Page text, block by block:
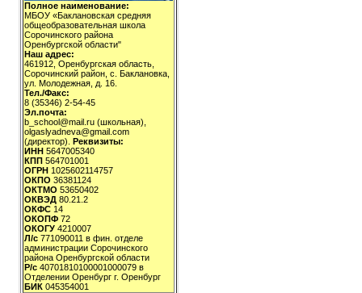
Полное наименование:
МБОУ «Баклановская средняя
общеобразовательная школа
Сорочинского района
Оренбургской области"
Наш адрес:
461912, Оренбургская область,
Сорочинский район, с. Баклановка,
ул. Молодежная, д. 16.
Тел./Факс:
8 (35346) 2-54-45
Эл.почта:
b_school@mail.ru (школьная),
olgaslyadneva@gmail.com
(директор). Реквизиты:
ИНН 5647005340
КПП 564701001
ОГРН 1025602114757
ОКПО 36381124
ОКТМО 53650402
ОКВЭД 80.21.2
ОКФС 14
ОКОПФ 72
ОКОГУ 4210007
Л/с 771090011 в фин. отделе
администрации Сорочинского
района Оренбургской области
Р/с 40701810100001000079 в
Отделении Оренбург г. Оренбург
БИК 045354001